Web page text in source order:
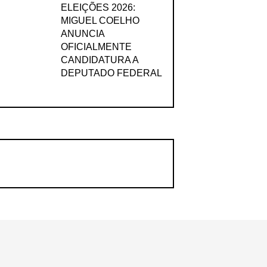
ELEIÇÕES 2026:
MIGUEL COELHO
ANUNCIA
OFICIALMENTE
CANDIDATURA A
DEPUTADO FEDERAL